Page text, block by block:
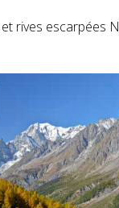
rives escarpées